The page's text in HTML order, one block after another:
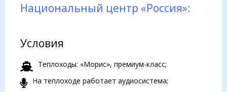
Национальный центр «Россия»:
Условия
Теплоходы: «Морис», премиум-класс;
На теплоходе работает аудиосистема;